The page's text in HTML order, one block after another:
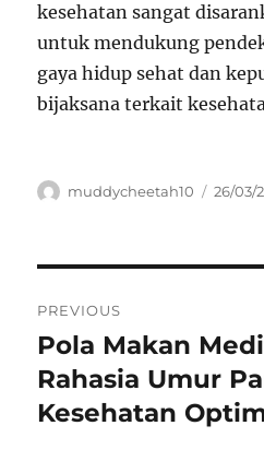
kesehatan sangat
untuk mendukung
gaya hidup sehat dan
bijaksana terkait
Author
muddycheetah10
Posted
26/03/
pos
PREVIOUS
Previous
post:
Pola Makan
Rahasia Umur
Kesehatan